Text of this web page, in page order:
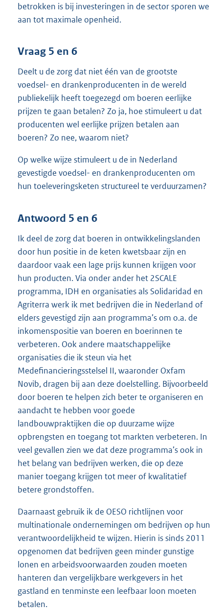
betrokken is bij investeringen in de sector sporen we
aan tot maximale openheid.
Vraag 5 en 6
Deelt u de zorg dat niet één van de grootste
voedsel- en drankenproducenten in de wereld
publiekelijk heeft toegezegd om boeren eerlijke
prijzen te gaan betalen? Zo ja, hoe stimuleert u dat
producenten wel eerlijke prijzen betalen aan
boeren? Zo nee, waarom niet?
Op welke wijze stimuleert u de in Nederland
gevestigde voedsel- en drankenproducenten om
hun toeleveringsketen structureel te verduurzamen?
Antwoord 5 en 6
Ik deel de zorg dat boeren in ontwikkelingslanden
door hun positie in de keten kwetsbaar zijn en
daardoor vaak een lage prijs kunnen krijgen voor
hun producten. Via onder ander het 2SCALE
programma, IDH en organisaties als Solidaridad en
Agriterra werk ik met bedrijven die in Nederland of
elders gevestigd zijn aan programma’s om o.a. de
inkomenspositie van boeren en boerinnen te
verbeteren. Ook andere maatschappelijke
organisaties die ik steun via het
Medefinancieringsstelsel II, waaronder Oxfam
Novib, dragen bij aan deze doelstelling. Bijvoorbeeld
door boeren te helpen zich beter te organiseren en
aandacht te hebben voor goede
landbouwpraktijken die op duurzame wijze
opbrengsten en toegang tot markten verbeteren. In
veel gevallen zien we dat deze programma’s ook in
het belang van bedrijven werken, die op deze
manier toegang krijgen tot meer of kwalitatief
betere grondstoffen.
Daarnaast gebruik ik de OESO richtlijnen voor
multinationale ondernemingen om bedrijven op hun
verantwoordelijkheid te wijzen. Hierin is sinds 2011
opgenomen dat bedrijven geen minder gunstige
lonen en arbeidsvoorwaarden zouden moeten
hanteren dan vergelijkbare werkgevers in het
gastland en tenminste een leefbaar loon moeten
betalen.